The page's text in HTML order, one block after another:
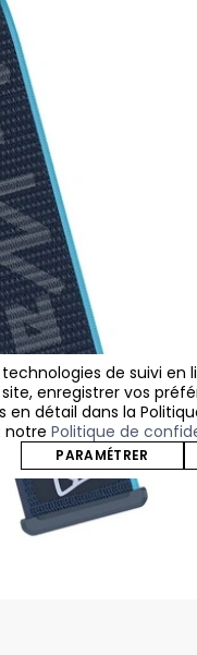
de suivi
enregistrer vos
détail dans la
notre Politique de
PARAMÉTRER